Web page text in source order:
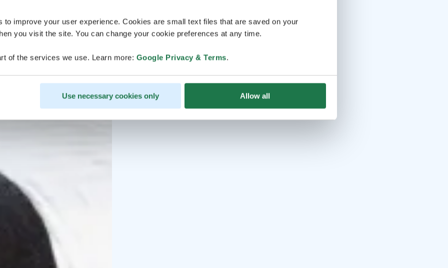
to improve your user experience. Cookies are small text files that are saved on your
you visit the site. You can change your cookie preferences at any time.
of the services we use. Learn more: Google Privacy & Terms.
Use necessary cookies only Allow all